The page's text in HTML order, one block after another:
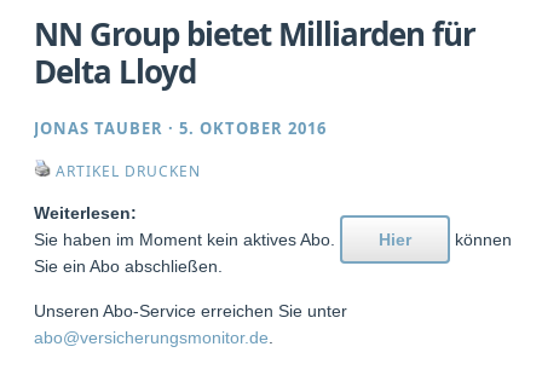
NN Group bietet Milliarden für
Delta Lloyd
JONAS TAUBER ·5. OKTOBER 2016
ARTIKEL DRUCKEN
Weiterlesen:
Sie haben im Moment kein aktives Abo.
Hier
können
Sie ein Abo abschließen.
Unseren Abo-Service erreichen Sie unter
abo@versicherungsmonitor.de